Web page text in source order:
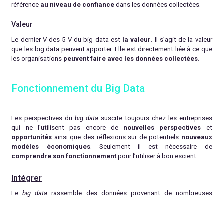
référence au niveau de confiance dans les données collectées.
Valeur
Le dernier V des 5 V du big data est la valeur. Il s’agit de la valeur
que les big data peuvent apporter. Elle est directement liée à ce que
les organisations peuvent faire avec les données collectées.
Fonctionnement du Big Data
Les perspectives dubig data suscite toujours chez les entreprises
qui ne l’utilisent pas encore de nouvelles perspectives et
opportunités ainsi que des réflexions sur de potentiels nouveaux
modèles économiques. Seulement il est nécessaire de
comprendre son fonctionnement pour l’utiliser à bon escient.
Intégrer
Lebig datarassemble des données provenant de nombreuses